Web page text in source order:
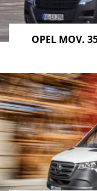
OPEL MOV.